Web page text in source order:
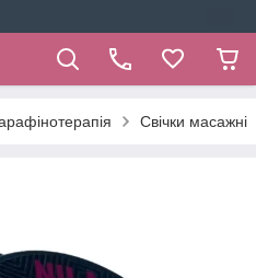
Свічки масажні